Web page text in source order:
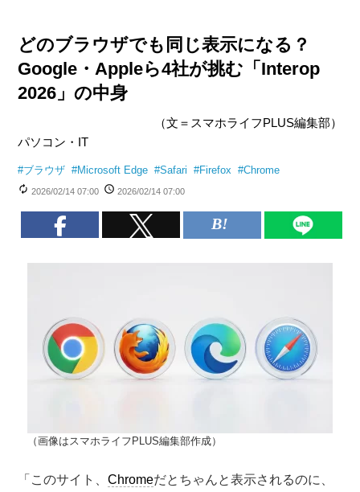
どのブラウザでも同じ表示になる？
Google・Appleら4社が挑む「Interop
2026」の中身
（文＝スマホライフPLUS編集部）
パソコン・IT
#ブラウザ #Microsoft Edge #Safari #Firefox #Chrome
2026/02/14 07:00 2026/02/14 07:00
（画像はスマホライフPLUS編集部作成）
「このサイト、Chromeだとちゃんと表示されるのに、